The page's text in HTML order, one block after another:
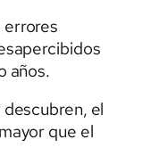
errores
años.
el
que el